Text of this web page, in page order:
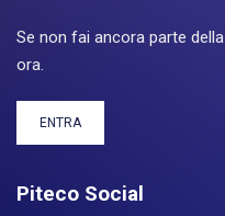
Se non fai ancora parte
ora.
ENTRA
Piteco Social